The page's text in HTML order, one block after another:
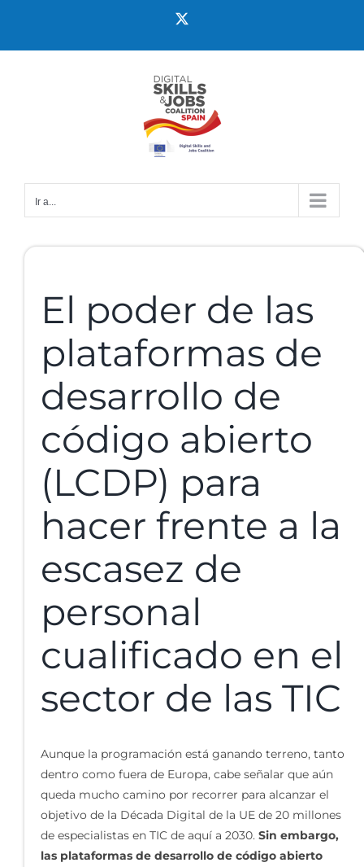
Ir a...
El poder de las
plataformas de
desarrollo de
código abierto
(LCDP) para
hacer frente a la
escasez de
personal
cualificado en el
sector de las TIC
Aunque la programación está ganando terreno, tanto
dentro como fuera de Europa, cabe señalar que aún
queda mucho camino por recorrer para alcanzar el
objetivo de la Década Digital de la UE de 20 millones
de especialistas en TIC de aquí a 2030. Sin embargo,
las plataformas de desarrollo de código abierto